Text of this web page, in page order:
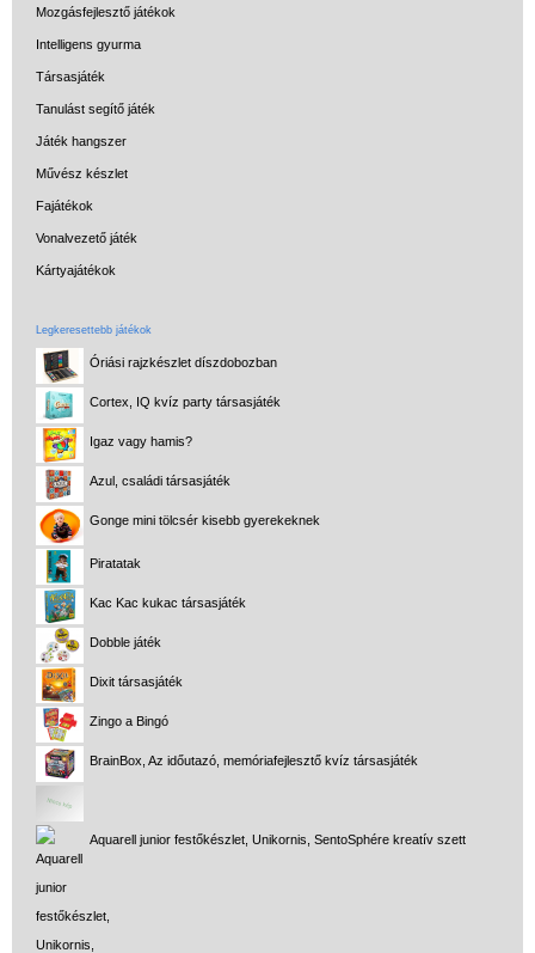
Mozgásfejlesztő játékok
Intelligens gyurma
Társasjáték
Tanulást segítő játék
Játék hangszer
Művész készlet
Fajátékok
Vonalvezető játék
Kártyajátékok
Legkeresettebb játékok
Óriási rajzkészlet díszdobozban
Cortex, IQ kvíz party társasjáték
Igaz vagy hamis?
Azul, családi társasjáték
Gonge mini tölcsér kisebb gyerekeknek
Piratatak
Kac Kac kukac társasjáték
Dobble játék
Dixit társasjáték
Zingo a Bingó
BrainBox, Az időutazó, memóriafejlesztő kvíz társasjáték
Aquarell junior festőkészlet, Unikornis, SentoSphére kreatív szett